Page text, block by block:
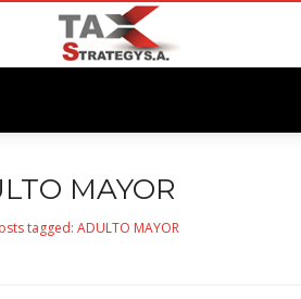
MAYOR
tagged: ADULTO MAYOR